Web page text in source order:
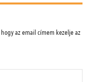
az email címem kezelje az